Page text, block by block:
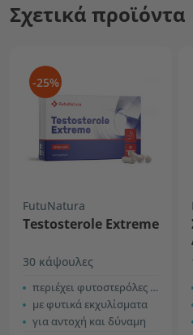
Σχετικά προϊόντα
-25%
FutuNatura
Testosterole Extreme
30 κάψουλες
περιέχει φυτοστερόλες σόγιας
με φυτικά εκχυλίσματα
για αντοχή και δύναμη